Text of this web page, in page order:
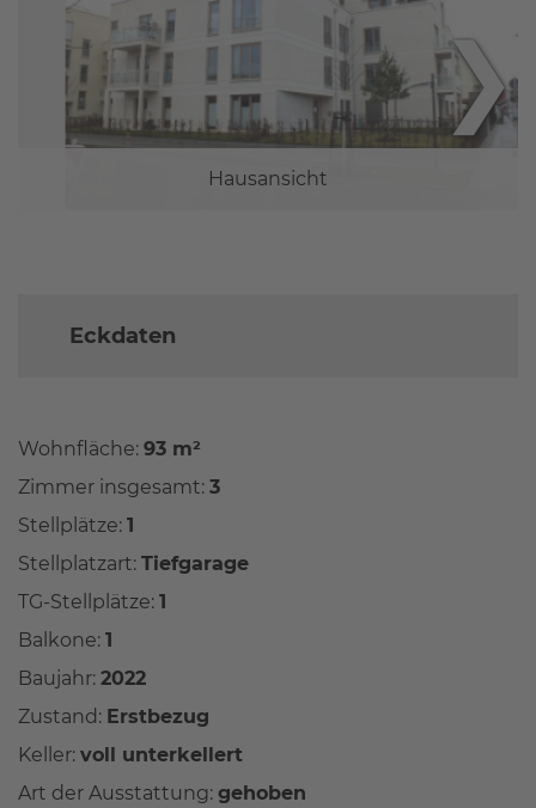
Hausansicht
❯
Eckdaten
Wohnfläche: 93 m²
Zimmer insgesamt: 3
Stellplätze: 1
Stellplatzart: Tiefgarage
TG-Stellplätze: 1
Balkone: 1
Baujahr: 2022
Zustand: Erstbezug
Keller: voll unterkellert
Art der Ausstattung: gehoben